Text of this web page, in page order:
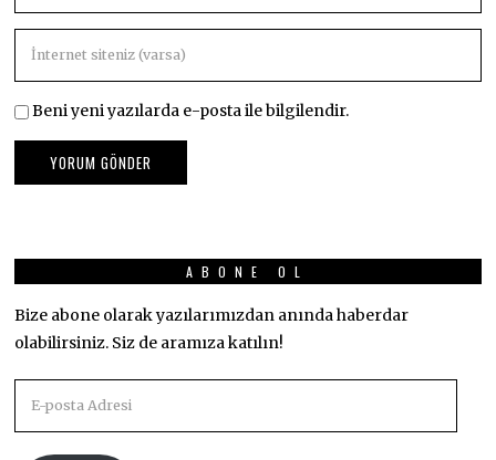
Beni yeni yazılarda e-posta ile bilgilendir.
ABONE OL
Bize abone olarak yazılarımızdan anında haberdar
olabilirsiniz. Siz de aramıza katılın!
posta